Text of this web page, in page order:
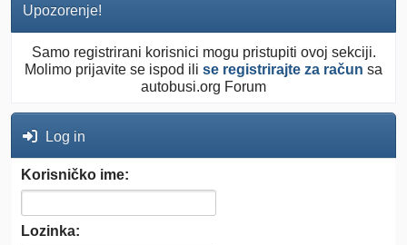
Upozorenje!
Samo registrirani korisnici mogu pristupiti ovoj sekciji.
Molimo prijavite se ispod ili se registrirajte za račun sa
autobusi.org Forum
Log in
Korisničko ime:
Lozinka: